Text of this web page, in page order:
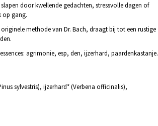
door kwellende gedachten, stressvolle dagen of
op gang.
methode van Dr. Bach, draagt bij tot een rustige
agrimonie, esp, den, ijzerhard, paardenkastanje.
sylvestris), ijzerhard* (Verbena officinalis),